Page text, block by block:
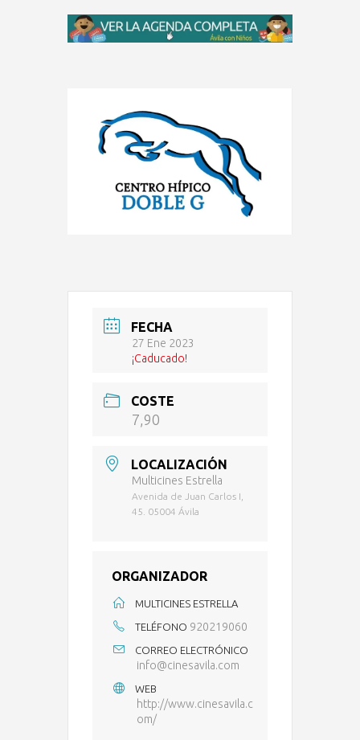
FECHA
27 Ene 2023
¡Caducado!
COSTE
7,90
LOCALIZACIÓN
Multicines Estrella
Avenida de Juan Carlos I,
45. 05004 Ávila
ORGANIZADOR
MULTICINES ESTRELLA
TELÉFONO 920219060
CORREO ELECTRÓNICO
info@cinesavila.com
WEB
http://www.cinesavila.c
om/